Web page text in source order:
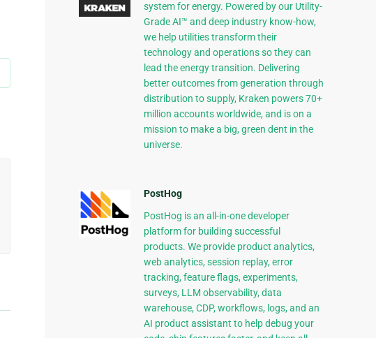
system for energy. Powered by our Utility-
Grade AI™ and deep industry know-how,
we help utilities transform their
technology and operations so they can
lead the energy transition. Delivering
better outcomes from generation through
distribution to supply, Kraken powers 70+
million accounts worldwide, and is on a
mission to make a big, green dent in the
universe.
PostHog
PostHog is an all-in-one developer
platform for building successful
products. We provide product analytics,
web analytics, session replay, error
tracking, feature flags, experiments,
surveys, LLM observability, data
warehouse, CDP, workflows, logs, and an
AI product assistant to help debug your